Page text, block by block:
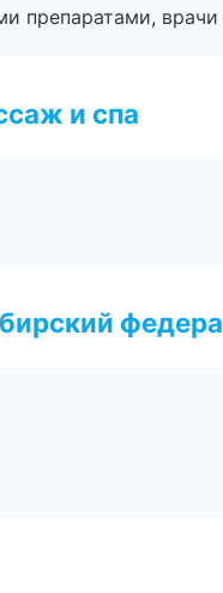
препаратами,
и спа